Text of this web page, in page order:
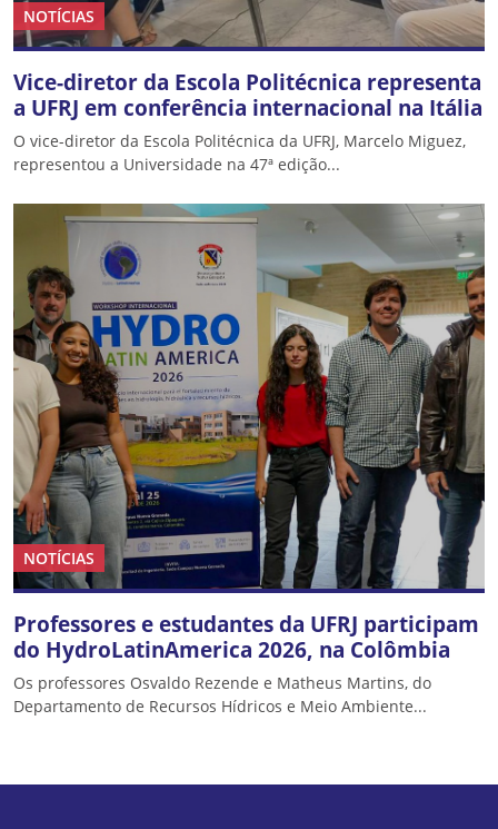
NOTÍCIAS
Vice-diretor da Escola Politécnica representa
a UFRJ em conferência internacional na Itália
O vice-diretor da Escola Politécnica da UFRJ, Marcelo Miguez,
representou a Universidade na 47ª edição...
NOTÍCIAS
Professores e estudantes da UFRJ participam
do HydroLatinAmerica 2026, na Colômbia
Os professores Osvaldo Rezende e Matheus Martins, do
Departamento de Recursos Hídricos e Meio Ambiente...